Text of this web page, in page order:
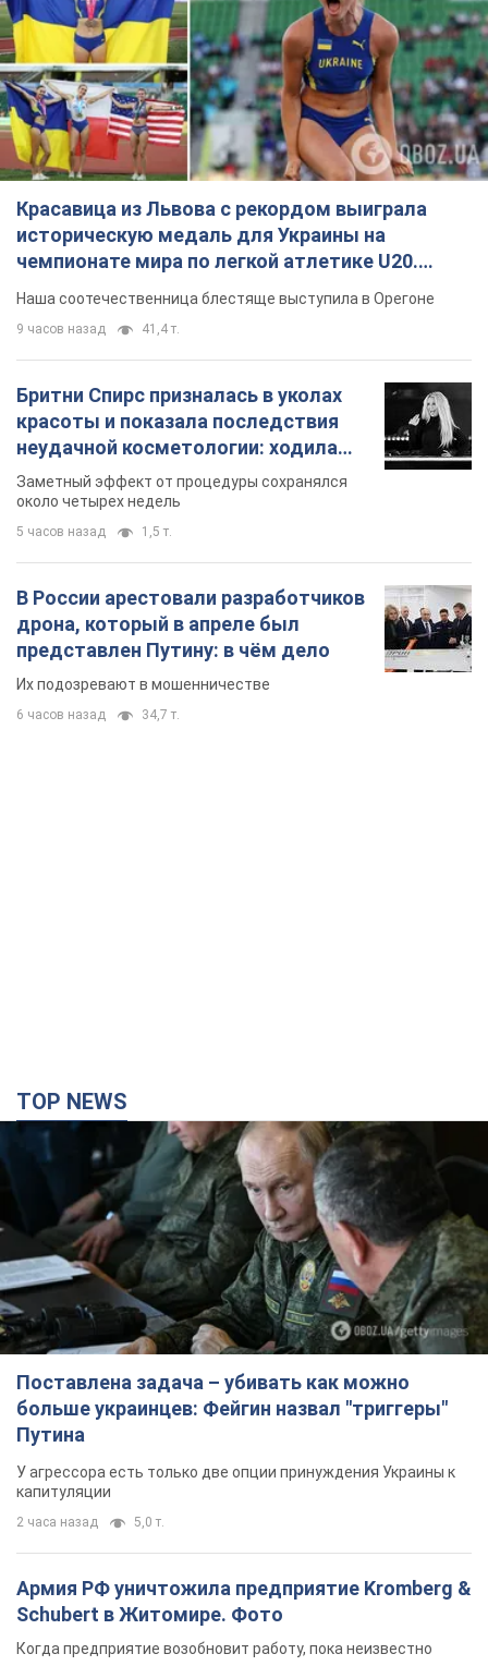
Бритни Спирс призналась в уколах
красоты и показала последствия
неудачной косметологии: ходила
так почти месяц
Заметный эффект от процедуры сохранялся
около четырех недель
5 часов назад 1,5 т.
В России арестовали разработчиков
дрона, который в апреле был
представлен Путину: в чём дело
Их подозревают в мошенничестве
6 часов назад 34,7 т.
У агрессора есть только две опции принуждения Украины к
капитуляции
Армия РФ уничтожила предприятие Kromberg &
Schubert в Житомире. Фото
Когда предприятие возобновит работу, пока неизвестно
3 часа назад 10,8 т.
Киево-Печерскую лавру закроют 80-метровым
"монстром"? Почему киевские власти
отказались остановить строительство
небоскреба "московского верующего"
Какая реакция Кличко на петицию по отмене строительства